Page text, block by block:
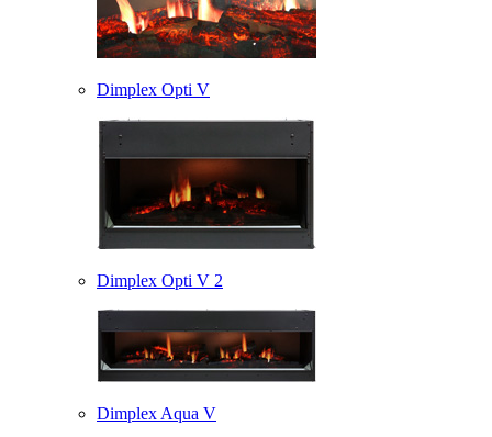
Dimplex Opti V
Dimplex Opti V 2
Dimplex Aqua V